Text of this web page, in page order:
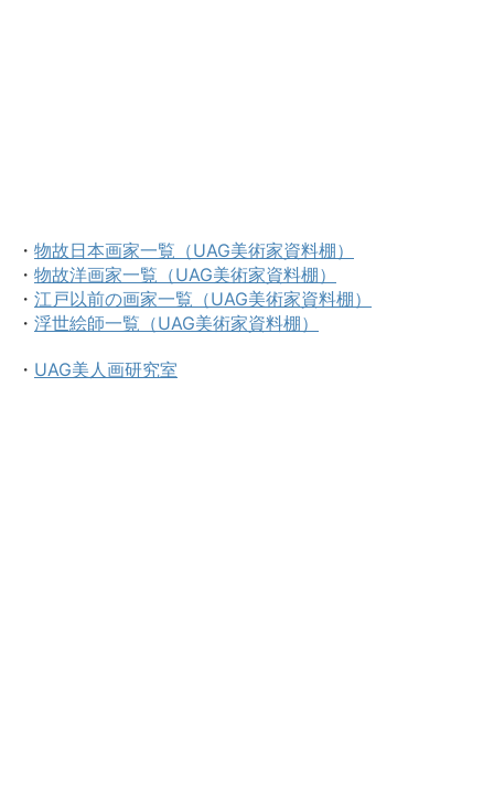
・ 物故日本画家一覧（UAG美術家資料棚）
・ 物故洋画家一覧（UAG美術家資料棚）
・ 江戸以前の画家一覧（UAG美術家資料棚）
・ 浮世絵師一覧（UAG美術家資料棚）
・ UAG美人画研究室